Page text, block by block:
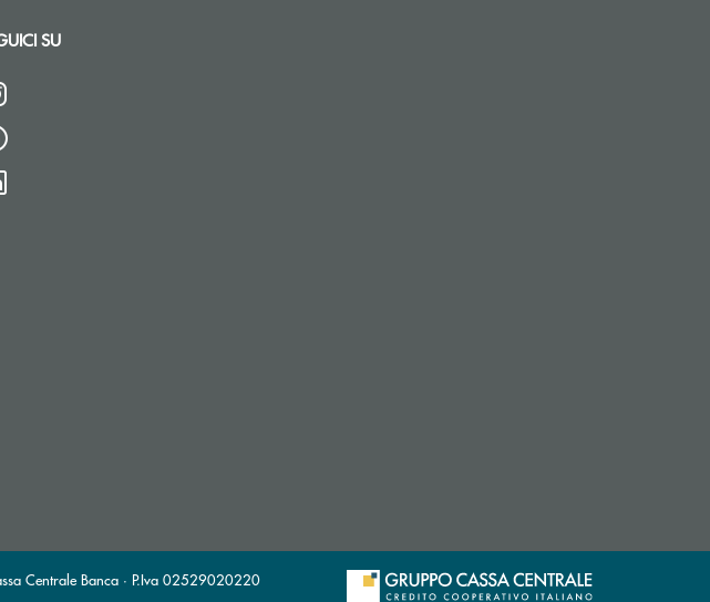
SU
Centrale Banca · P.Iva 02529020220